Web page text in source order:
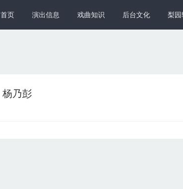
首页 演出信息 戏曲知识 后台文化 梨园
杨乃彭